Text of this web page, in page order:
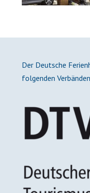
Der Deutsche
folgenden